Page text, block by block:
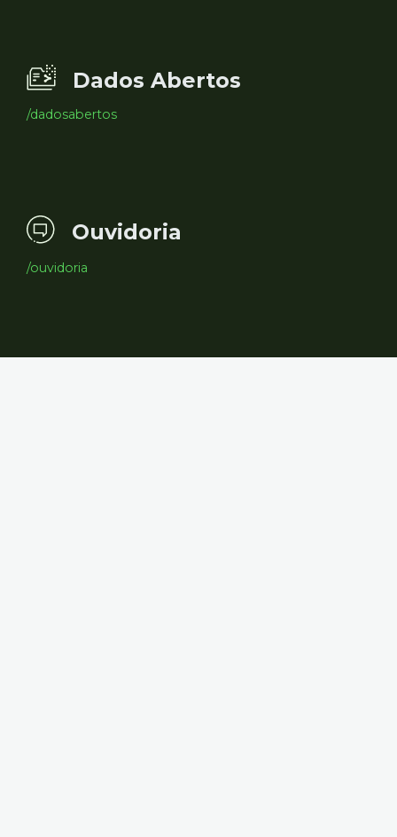
Dados Abertos
/dadosabertos
Ouvidoria
/ouvidoria